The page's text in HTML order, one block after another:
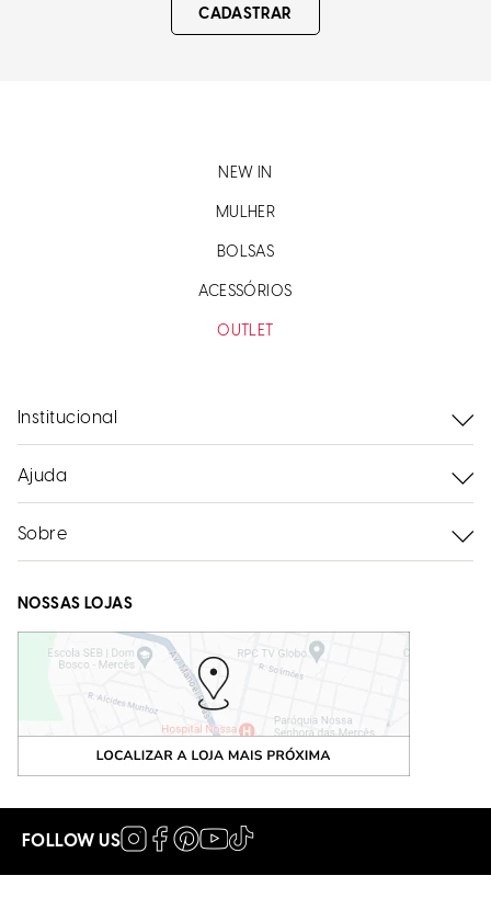
CADASTRAR
NEW IN
MULHER
BOLSAS
ACESSÓRIOS
OUTLET
Institucional
Ajuda
Sobre
NOSSAS LOJAS
FOLLOW US